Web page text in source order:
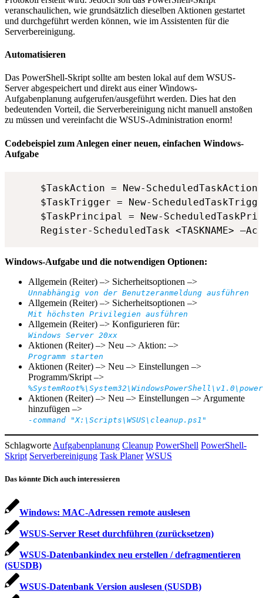
veranschaulichen, wie grundsätzlich dieselben Aktionen gestartet
und durchgeführt werden können, wie im Assistenten für die
Serverbereinigung.
Automatisieren
Das PowerShell-Skript sollte am besten lokal auf dem WSUS-
Server abgespeichert und direkt aus einer Windows-
Aufgabenplanung aufgerufen/ausgeführt werden. Dies hat den
bedeutenden Vorteil, die Serverbereinigung nicht manuell anstoßen
zu müssen und vereinfacht die WSUS-Administration enorm!
Codebeispiel zum Anlegen einer neuen, einfachen Windows-
Aufgabe
$TaskAction = New-
$TaskTrigger = New-
$TaskPrincipal = New-
Register-ScheduledTask
Windows-Aufgabe und die notwendigen Optionen:
Allgemein (Reiter) –> Sicherheitsoptionen –>
Unnabhängig von der Benutzeranmeldung ausführen
Allgemein (Reiter) –> Sicherheitsoptionen –>
Mit höchsten Privilegien ausführen
Allgemein (Reiter) –> Konfigurieren für:
Windows Server 20xx
Aktionen (Reiter) –> Neu –> Aktion: –>
Programm starten
Aktionen (Reiter) –> Neu –> Einstellungen –>
Programm/Skript –>
Aktionen (Reiter) –> Neu –> Einstellungen –> Argumente
hinzufügen –>
-command "X:\Scripts\WSUS\cleanup.ps1"
Schlagworte Aufgabenplanung Cleanup PowerShell PowerShell-
Skript Serverbereinigung Task Planer WSUS
Das könnte Dich auch interessieren
Windows: MAC-Adressen remote auslesen
WSUS-Server Reset durchführen (zurücksetzen)
WSUS-Datenbankindex neu erstellen / defragmentieren
(SUSDB)
WSUS-Datenbank Version auslesen (SUSDB)